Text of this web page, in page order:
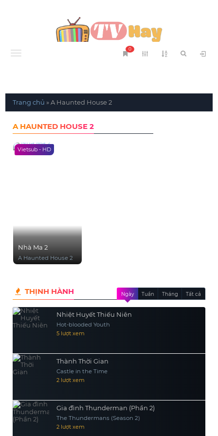
Menu
0
Trang chủ »A Haunted House 2
A HAUNTED HOUSE 2
Vietsub - HD
Nhà Ma 2
A Haunted House 2
THỊNH HÀNH Ngày Tuần Tháng Tất cả
Nhiệt Huyết Thiếu Niên
Hot-blooded Youth
5 lượt xem
Thành Thời Gian
Castle in the Time
2 lượt xem
Gia đình Thunderman (Phần 2)
The Thundermans (Season 2)
2 lượt xem